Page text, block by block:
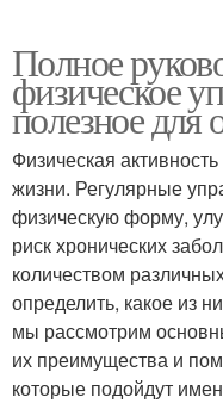
Полное
физическое
полезное для
Физическая
жизни. Регулярные
физическую форму,
риск хронических
количеством
определить, какое из
мы рассмотрим
их преимущества и
которые подойдут